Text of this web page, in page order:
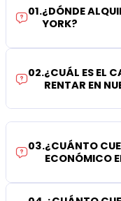
01.¿DÓNDE
YORK?
02.¿CUÁL ES EL
RENTAR EN
03.¿CUÁNTO
ECONÓMICO